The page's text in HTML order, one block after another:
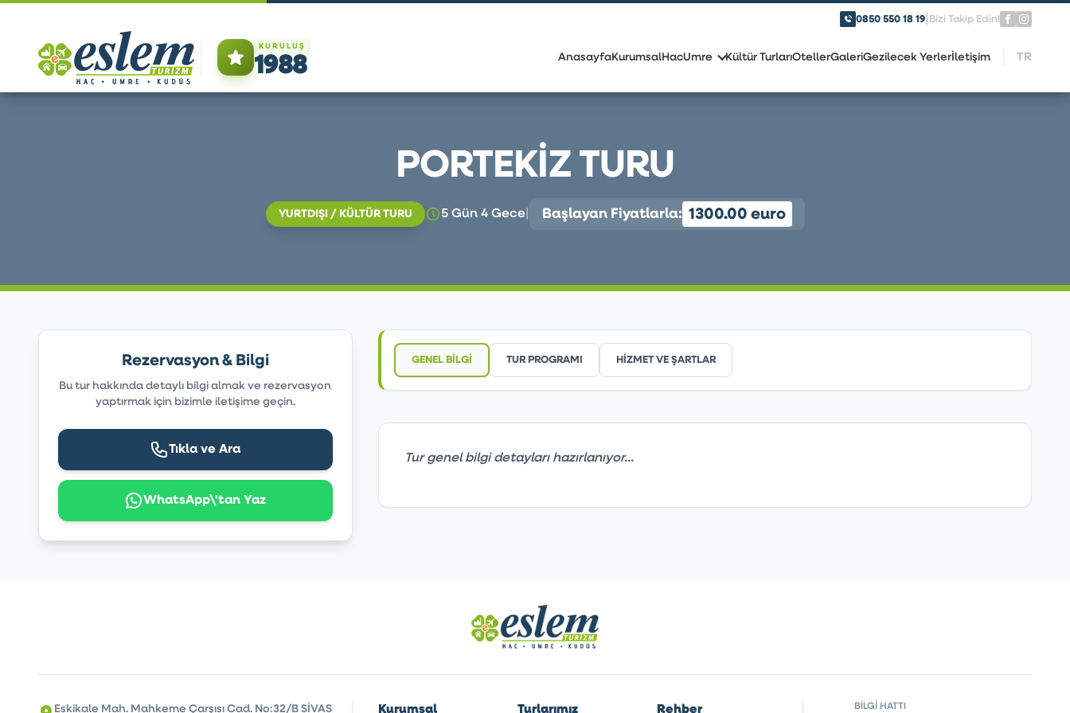
0850 550 18 19 Bizi Takip Edin!
KURULUŞ
1988 AnasayfaKurumsalHacUmre Kültür TurlarıOtellerGaleriGezilecek Yerlerİletişim TR
PORTEKİZ TURU
YURTDIŞI / KÜLTÜR TURU 5 Gün 4 Gece| Başlayan Fiyatlarla: 1300.00 euro
Rezervasyon & Bilgi
Bu tur hakkında detaylı bilgi almak ve rezervasyon
yaptırmak için bizimle iletişime geçin.
Tıkla ve Ara
WhatsApp\'tan Yaz
GENEL BİLGİ TUR PROGRAMI HİZMET VE ŞARTLAR
Tur genel bilgi detayları hazırlanıyor...
Eskikale Mah. Mahkeme Çarşısı Cad. No:32/B SİVAS Kurumsal Turlarımız Rehber BİLGİ HATTI